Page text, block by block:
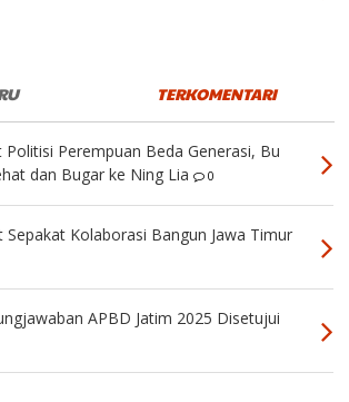
TERKOMENTARI
Perempuan Beda Generasi, Bu
dan Bugar ke Ning Lia
0
Sepakat Kolaborasi Bangun Jawa Timur
APBD Jatim 2025 Disetujui